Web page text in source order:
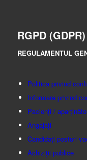
RGPD (GDPR)
REGULAMENTUL
Politica privind
Informare privind
Pacienți /
Angajați
Candidați posturi
Achiziții publice